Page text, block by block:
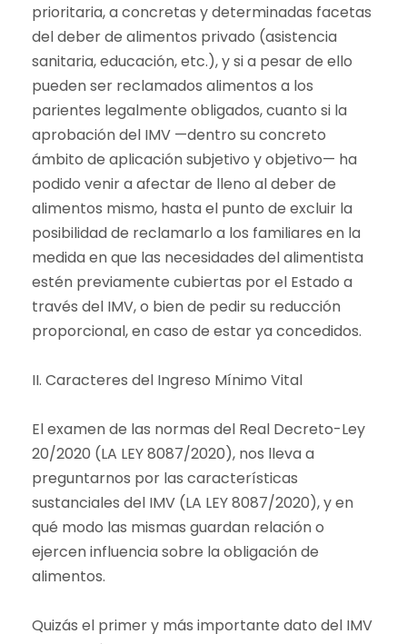
prioritaria, a concretas y determinadas facetas
del deber de alimentos privado (asistencia
sanitaria, educación, etc.), y si a pesar de ello
pueden ser reclamados alimentos a los
parientes legalmente obligados, cuanto si la
aprobación del IMV —dentro su concreto
ámbito de aplicación subjetivo y objetivo— ha
podido venir a afectar de lleno al deber de
alimentos mismo, hasta el punto de excluir la
posibilidad de reclamarlo a los familiares en la
medida en que las necesidades del alimentista
estén previamente cubiertas por el Estado a
través del IMV, o bien de pedir su reducción
proporcional, en caso de estar ya concedidos.
II. Caracteres del Ingreso Mínimo Vital
El examen de las normas del Real Decreto-Ley
20/2020 (LA LEY 8087/2020), nos lleva a
preguntarnos por las características
sustanciales del IMV (LA LEY 8087/2020), y en
qué modo las mismas guardan relación o
ejercen influencia sobre la obligación de
alimentos.
Quizás el primer y más importante dato del IMV